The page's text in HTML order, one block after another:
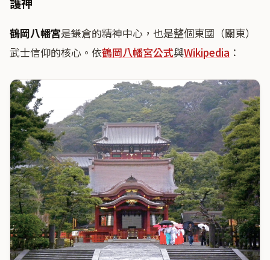
鶴岡八幡宮是鎌倉的精神中心，也是整個東國（關東）
武士信仰的核心。依鶴岡八幡宮公式與Wikipedia ：